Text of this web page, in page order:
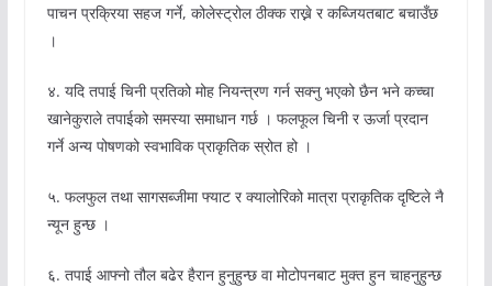
पाचन प्रक्रिया सहज गर्ने, कोलेस्ट्रोल ठीक्क राख्ने र कब्जियतबाट बचाउँछ
।
४. यदि तपाई चिनी प्रतिको मोह नियन्त्रण गर्न सक्नु भएको छैन भने कच्चा
खानेकुराले तपाईको समस्या समाधान गर्छ । फलफूल चिनी र ऊर्जा प्रदान
गर्ने अन्य पोषणको स्वभाविक प्राकृतिक स्रोत हो ।
५. फलफुल तथा सागसब्जीमा फ्याट र क्यालोरिको मात्रा प्राकृतिक दृष्टिले नै
न्यून हुन्छ ।
६. तपाई आफ्नो तौल बढेर हैरान हुनुहुन्छ वा मोटोपनबाट मुक्त हुन चाहनुहुन्छ